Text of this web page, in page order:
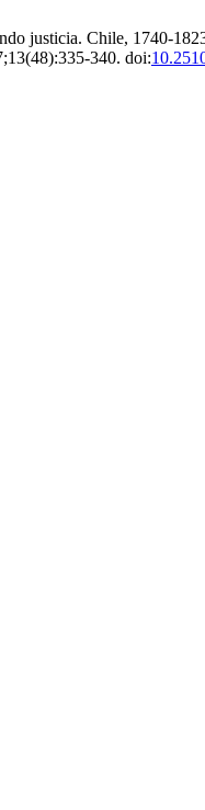
justicia. Chile, 1740-
340. doi: